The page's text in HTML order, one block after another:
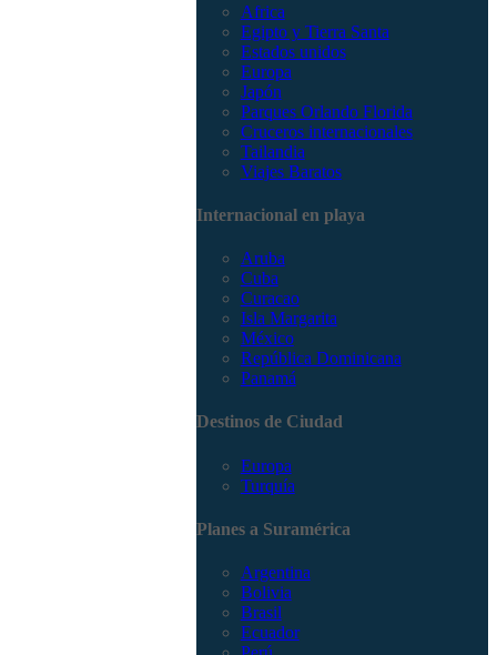
Africa
Egipto y Tierra Santa
Estados unidos
Europa
Japón
Parques Orlando Florida
Cruceros internacionales
Tailandia
Viajes Baratos
Internacional en playa
Aruba
Cuba
Curacao
Isla Margarita
México
República Dominicana
Panamá
Destinos de Ciudad
Europa
Turquía
Planes a Suramérica
Argentina
Bolivia
Brasil
Ecuador